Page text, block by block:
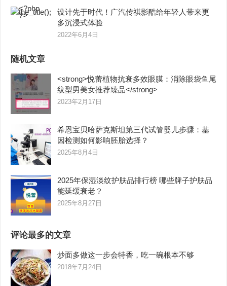
设计先于时代！广汽传祺影酷给年轻人带来更
多沉浸式体验
2022年6月4日
随机文章
<strong>悦蕾植物抗衰多效眼膜：消除眼袋鱼尾
纹型男美女推荐臻品</strong>
2023年2月17日
希恩宝贝哈萨克斯坦第三代试管婴儿步骤：基
因检测如何影响胚胎选择？
2025年8月4日
2025年保湿淡纹护肤品排行榜 哪些牌子护肤品
能延缓衰老？
2025年8月27日
评论最多的文章
炒面多做这一步会特香，吃一碗根本不够
2018年7月24日